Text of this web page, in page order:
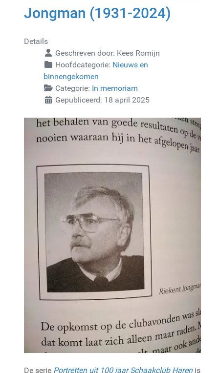
Jongman (1931-2024)
Details
Geschreven door: Kees Romijn
Hoofdcategorie: Nieuws en
binnengekomen
Categorie: In memoriam
Gepubliceerd: 18 april 2025
De serie Portretten uit 100 jaar Schaakclub Harenis